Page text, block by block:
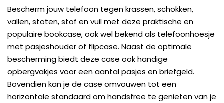
Bescherm jouw telefoon tegen krassen, schokken,
vallen, stoten, stof en vuil met deze praktische en
populaire bookcase, ook wel bekend als telefoonhoesje
met pasjeshouder of flipcase. Naast de optimale
bescherming biedt deze case ook handige
opbergvakjes voor een aantal pasjes en briefgeld.
Bovendien kan je de case omvouwen tot een
horizontale standaard om handsfree te genieten van je